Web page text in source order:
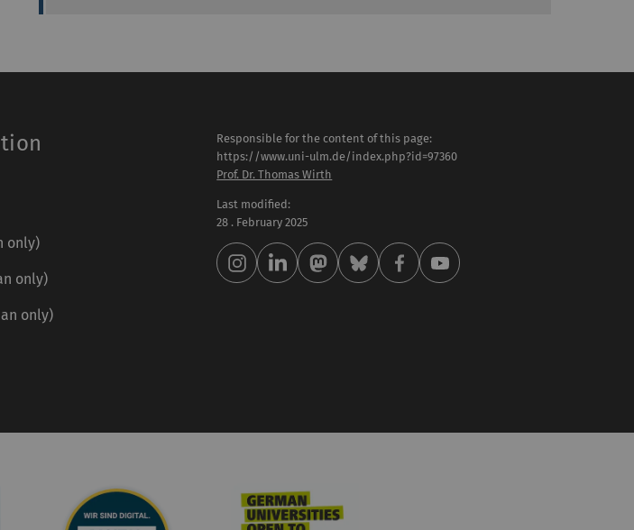
:
only)
only)
only)
Responsible for the content of this page:
https://www.uni-ulm.de/index.php?id=97360
Prof. Dr. Thomas Wirth
Last modified:
28 . February 2025